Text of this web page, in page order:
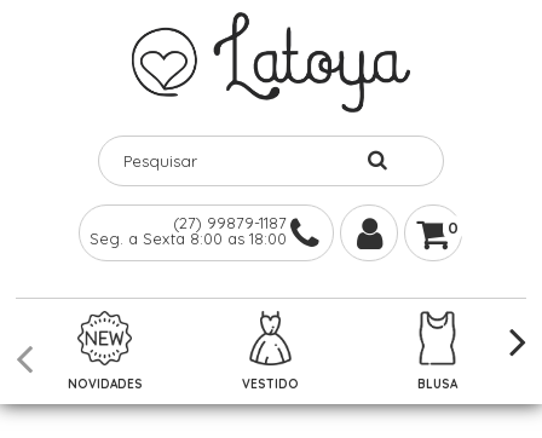
(27) 99879-1187
Seg. a Sexta 8:00 as 18:00
0
NOVIDADES VESTIDO BLUSA